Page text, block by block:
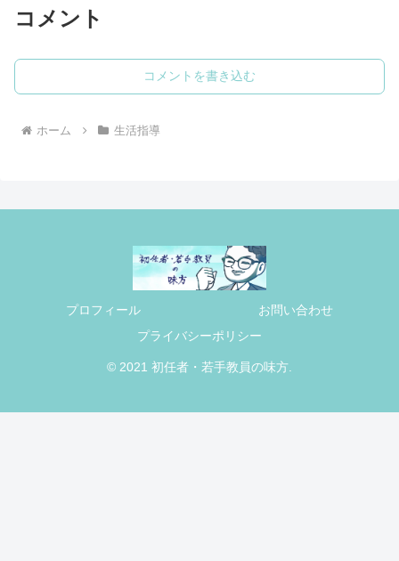
コメント
コメントを書き込む
ホーム 生活指導
プロフィール
お問い合わせ
プライバシーポリシー
© 2021 初任者・若手教員の味方.